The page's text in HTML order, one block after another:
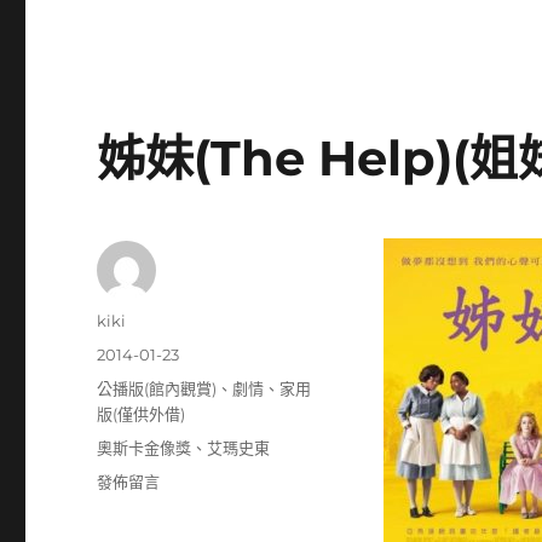
姊妹(The Help)(姐
作
kiki
發
佈
日
2014-01-23
分
類
公播版(館內觀賞) 、 劇情 、 家用
版(僅供外借)
標
籤
奧斯卡金像獎 、艾瑪史東
在
發佈留言